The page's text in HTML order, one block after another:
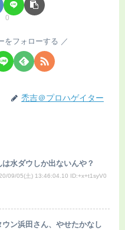
0
をフォローする
禿吉＠プロハゲイター
水ダウしか出ないんや？
09/05(土) 13:46:04.10 ID:+x+t1syV0
ウン浜田さん、やせたかなし